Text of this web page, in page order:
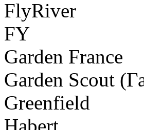
FlyRiver
FY
Garden France
Garden Scout
Greenfield
Habert